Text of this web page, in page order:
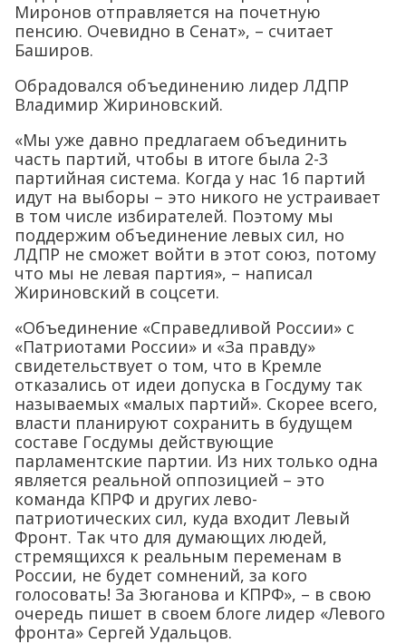
Миронов отправляется на почетную
пенсию. Очевидно в Сенат», – считает
Баширов.
Обрадовался объединению лидер ЛДПР
Владимир Жириновский.
«Мы уже давно предлагаем объединить
часть партий, чтобы в итоге была 2-3
партийная система. Когда у нас 16 партий
идут на выборы – это никого не устраивает
в том числе избирателей. Поэтому мы
поддержим объединение левых сил, но
ЛДПР не сможет войти в этот союз, потому
что мы не левая партия», – написал
Жириновский в соцсети.
«Объединение «Справедливой России» с
«Патриотами России» и «За правду»
свидетельствует о том, что в Кремле
отказались от идеи допуска в Госдуму так
называемых «малых партий». Скорее всего,
власти планируют сохранить в будущем
составе Госдумы действующие
парламентские партии. Из них только одна
является реальной оппозицией – это
команда КПРФ и других лево-
патриотических сил, куда входит Левый
Фронт. Так что для думающих людей,
стремящихся к реальным переменам в
России, не будет сомнений, за кого
голосовать! За Зюганова и КПРФ», – в свою
очередь пишет в своем блоге лидер «Левого
фронта» Сергей Удальцов.